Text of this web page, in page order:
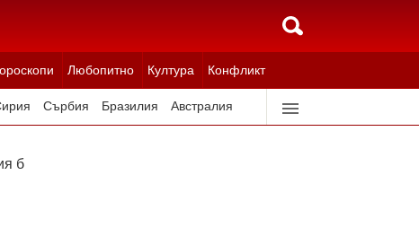
Любопитно Култура Конфликт
Сърбия Бразилия Австралия
бяха убити преди изборите